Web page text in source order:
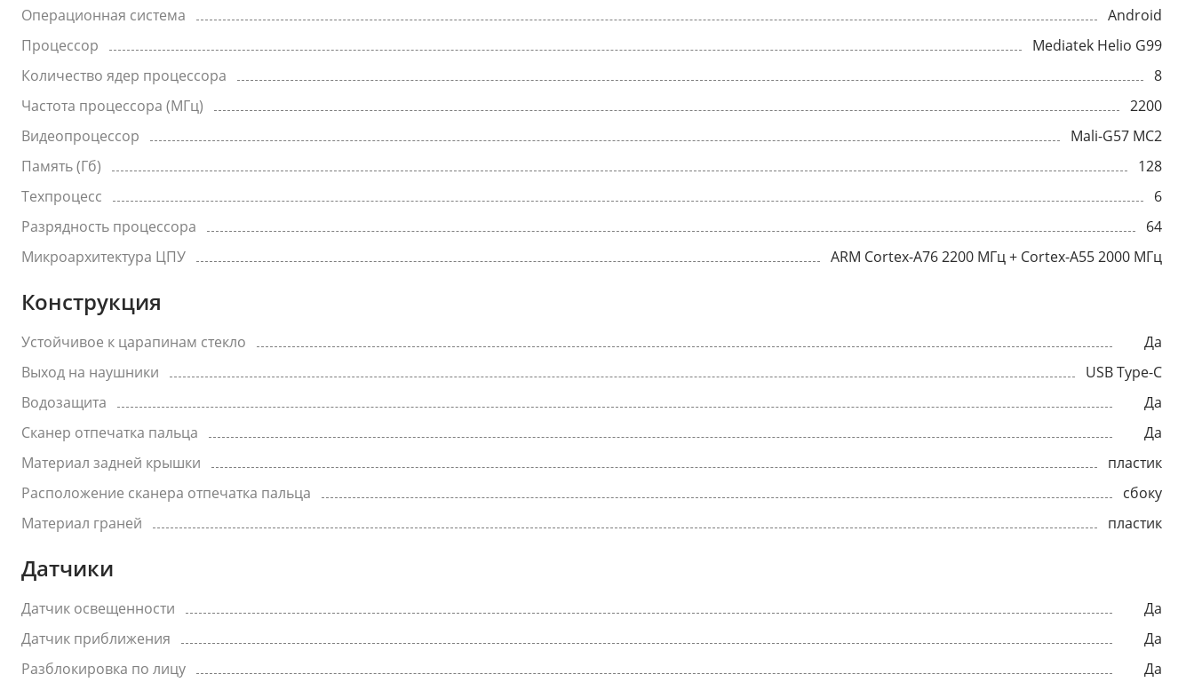
Операционная система
Android
Процессор
Mediatek Helio G99
Количество ядер процессора
8
Частота процессора (МГц)
2200
Видеопроцессор
Mali-G57 MC2
Память (Гб)
128
Техпроцесс
6
Разрядность процессора
64
Микроархитектура ЦПУ
ARM Cortex-A76 2200 МГц + Cortex-A55 2000 МГц
Конструкция
Устойчивое к царапинам стекло
Да
Выход на наушники
USB Type-C
Водозащита
Да
Сканер отпечатка пальца
Да
Материал задней крышки
пластик
Расположение сканера отпечатка пальца
сбоку
Материал граней
пластик
Датчики
Датчик освещенности
Да
Датчик приближения
Да
Разблокировка по лицу
Да